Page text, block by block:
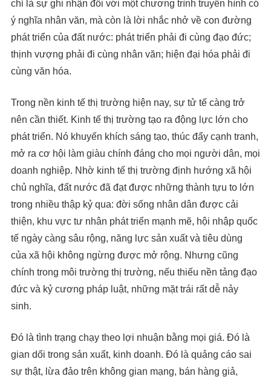
chỉ là sự ghi nhận đối với một chương trình truyền hình có
ý nghĩa nhân văn, mà còn là lời nhắc nhở về con đường
phát triển của đất nước: phát triển phải đi cùng đạo đức;
thịnh vượng phải đi cùng nhân văn; hiện đại hóa phải đi
cùng văn hóa.
Trong nền kinh tế thị trường hiện nay, sự tử tế càng trở
nên cần thiết. Kinh tế thị trường tạo ra động lực lớn cho
phát triển. Nó khuyến khích sáng tạo, thúc đẩy cạnh tranh,
mở ra cơ hội làm giàu chính đáng cho mọi người dân, mọi
doanh nghiệp. Nhờ kinh tế thị trường định hướng xã hội
chủ nghĩa, đất nước đã đạt được những thành tựu to lớn
trong nhiều thập kỷ qua: đời sống nhân dân được cải
thiện, khu vực tư nhân phát triển mạnh mẽ, hội nhập quốc
tế ngày càng sâu rộng, năng lực sản xuất và tiêu dùng
của xã hội không ngừng được mở rộng. Nhưng cũng
chính trong môi trường thị trường, nếu thiếu nền tảng đạo
đức và kỷ cương pháp luật, những mặt trái rất dễ nảy
sinh.
Đó là tình trạng chạy theo lợi nhuận bằng mọi giá. Đó là
gian dối trong sản xuất, kinh doanh. Đó là quảng cáo sai
sự thật, lừa đảo trên không gian mạng, bán hàng giả,